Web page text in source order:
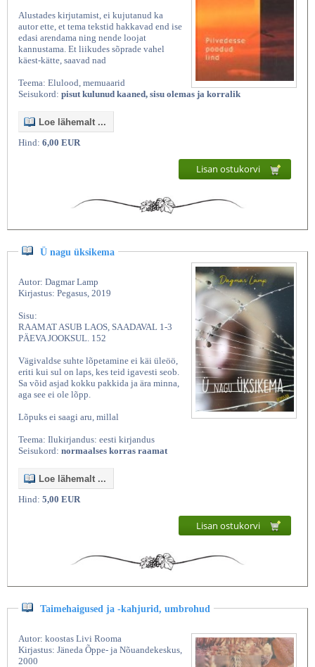
Alustades kirjutamist, ei kujutanud ka
autor ette, et tema tekstid hakkavad end ise
edasi arendama ning nende loojat
kannustama. Et liikudes sõprade vahel
käest-kätte, saavad nad
Teema: Elulood, memuaarid
Seisukord: pisut kulunud kaaned, sisu olemas ja korralik
Loe lähemalt ...
Hind: 6,00 EUR
Lisan ostukorvi
Ü nagu üksikema
Autor: Dagmar Lamp
Kirjastus: Pegasus, 2019
Sisu:
RAAMAT ASUB LAOS, SAADAVAL 1-3
PÄEVA JOOKSUL. 152
Vägivaldse suhte lõpetamine ei käi üleöö,
eriti kui sul on laps, kes teid igavesti seob.
Sa võid asjad kokku pakkida ja ära minna,
aga see ei ole lõpp.
Lõpuks ei saagi aru, millal
Teema: Ilukirjandus: eesti kirjandus
Seisukord: normaalses korras raamat
Loe lähemalt ...
Hind: 5,00 EUR
Lisan ostukorvi
Taimehaigused ja -kahjurid, umbrohud
Autor: koostas Livi Rooma
Kirjastus: Jäneda Õppe- ja Nõuandekeskus,
2000